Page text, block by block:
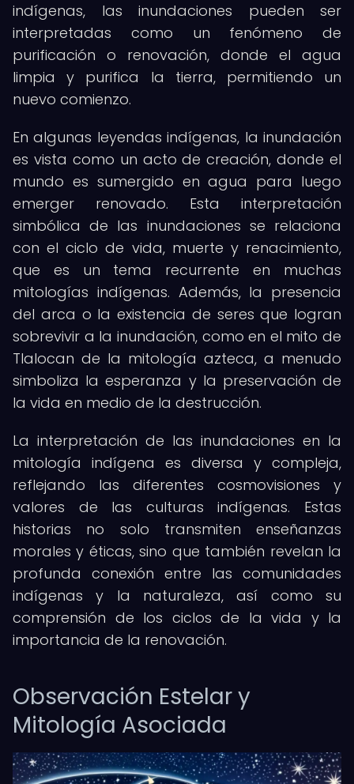
indígenas, las inundaciones pueden ser
interpretadas como un fenómeno de
purificación o renovación, donde el agua
limpia y purifica la tierra, permitiendo un
nuevo comienzo.
En algunas leyendas indígenas, la inundación
es vista como un acto de creación, donde el
mundo es sumergido en agua para luego
emerger renovado. Esta interpretación
simbólica de las inundaciones se relaciona
con el ciclo de vida, muerte y renacimiento,
que es un tema recurrente en muchas
mitologías indígenas. Además, la presencia
del arca o la existencia de seres que logran
sobrevivir a la inundación, como en el mito de
Tlalocan de la mitología azteca, a menudo
simboliza la esperanza y la preservación de
la vida en medio de la destrucción.
La interpretación de las inundaciones en la
mitología indígena es diversa y compleja,
reflejando las diferentes cosmovisiones y
valores de las culturas indígenas. Estas
historias no solo transmiten enseñanzas
morales y éticas, sino que también revelan la
profunda conexión entre las comunidades
indígenas y la naturaleza, así como su
comprensión de los ciclos de la vida y la
importancia de la renovación.
Observación Estelar y
Mitología Asociada